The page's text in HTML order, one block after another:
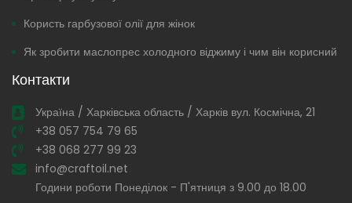
Користь гарбузової олії для жінок
Як зробити маслопрес холодного віджиму і чим він корисний
Контакти
Україна / Харківська область / Харків вул. Космічна, 21
+38 057 754 79 65
+38 068 277 99 23
info@craftoil.net
Години роботи Понеділок - П'ятниця з 9.00 до 18.00